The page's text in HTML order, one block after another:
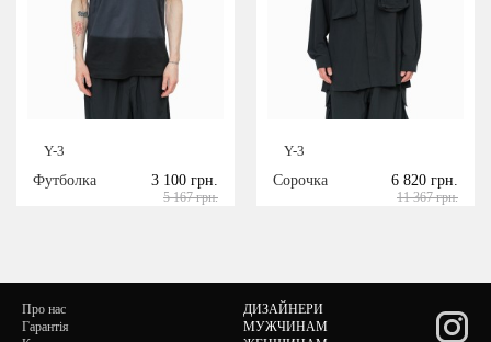
Y-3
Футболка
3 100 грн.
5 167 грн.
Y-3
Сорочка
6 820 грн.
11 367 грн.
Про нас
Гарантія
ДИЗАЙНЕРИ
МУЖЧИНАМ